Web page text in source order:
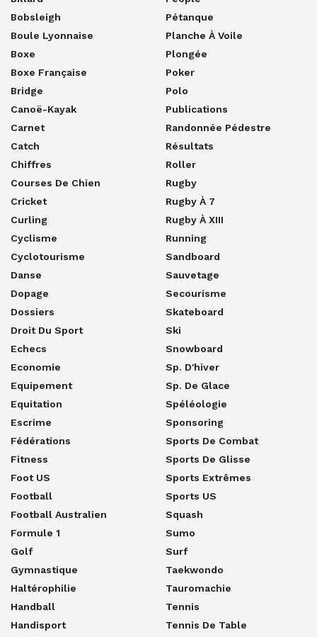
Bobsleigh
Boule Lyonnaise
Boxe
Boxe Française
Bridge
Canoë-Kayak
Carnet
Catch
Chiffres
Courses De Chien
Cricket
Curling
Cyclisme
Cyclotourisme
Danse
Dopage
Dossiers
Droit Du Sport
Echecs
Economie
Equipement
Equitation
Escrime
Fédérations
Fitness
Foot US
Football
Football Australien
Formule 1
Golf
Gymnastique
Haltérophilie
Handball
Handisport
Pétanque
Planche À Voile
Plongée
Poker
Polo
Publications
Randonnée Pédestre
Résultats
Roller
Rugby
Rugby À 7
Rugby À XIII
Running
Sandboard
Sauvetage
Secourisme
Skateboard
Ski
Snowboard
Sp. D'hiver
Sp. De Glace
Spéléologie
Sponsoring
Sports De Combat
Sports De Glisse
Sports Extrêmes
Sports US
Squash
Sumo
Surf
Taekwondo
Tauromachie
Tennis
Tennis De Table